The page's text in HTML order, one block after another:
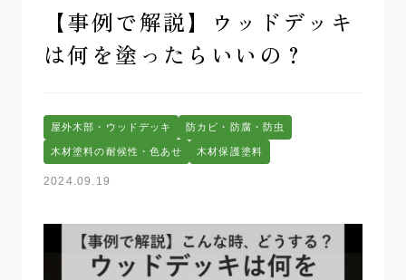
【事例で解説】ウッドデッキ
は何を塗ったらいいの？
屋外木部・ウッドデッキ 防カビ・防腐・防虫
木材塗料の耐候性・色あせ 木材保護塗料
2024.09.19